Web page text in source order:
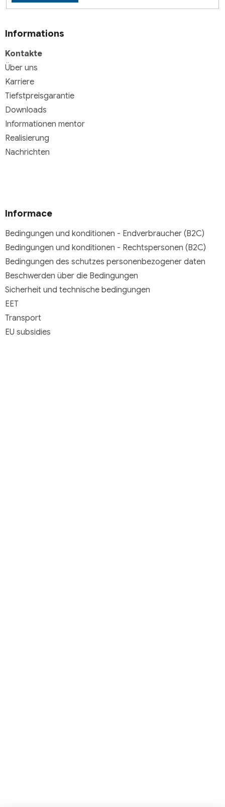
Informations
Kontakte
Über uns
Karriere
Tiefstpreisgarantie
Downloads
Informationen mentor
Realisierung
Nachrichten
Informace
Bedingungen und konditionen - Endverbraucher (B2C)
Bedingungen und konditionen - Rechtspersonen (B2C)
Bedingungen des schutzes personenbezogener daten
Beschwerden über die Bedingungen
Sicherheit und technische bedingungen
EET
Transport
EU subsidies